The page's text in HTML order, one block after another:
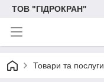
ТОВ "ГІДРОКРАН"
Товари та послуги